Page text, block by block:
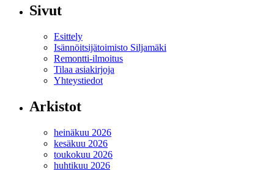
Sivut
Esittely
Isännöitsijätoimisto Siljamäki
Remontti-ilmoitus
Tilaa asiakirjoja
Yhteystiedot
Arkistot
heinäkuu 2026
kesäkuu 2026
toukokuu 2026
huhtikuu 2026